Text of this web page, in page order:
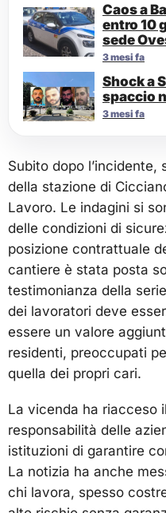
Caos a
entro 10
sede
3 mesi fa
Shock a
spaccio
3 mesi fa
Subito dopo l’incidente,
della stazione di
Lavoro. Le indagini si
delle condizioni di
posizione contrattuale
cantiere è stata posta
testimonianza della
dei lavoratori deve
essere un valore
residenti, preoccupati
quella dei propri cari.
La vicenda ha riacceso
responsabilità delle
istituzioni di garantire
La notizia ha anche
chi lavora, spesso